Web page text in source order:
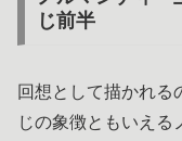
じ前半
回想として描かれる
じの象徴ともいえる